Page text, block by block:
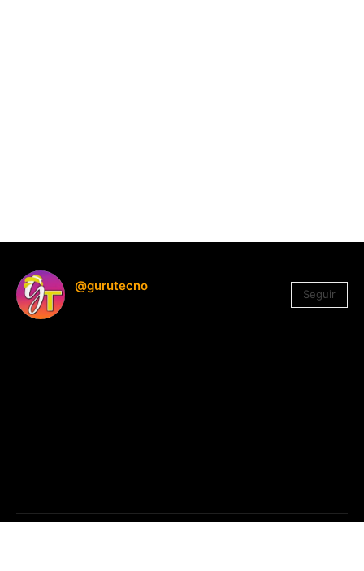
@gurutecno
Seguir